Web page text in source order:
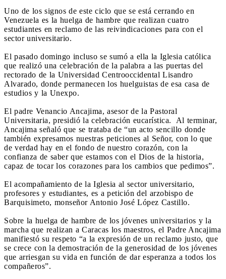
Uno de los signos de este ciclo que se está cerrando en
Venezuela es la huelga de hambre que realizan cuatro
estudiantes en reclamo de las reivindicaciones para con el
sector universitario.
El pasado domingo incluso se sumó a ella la Iglesia católica
que realizó una celebración de la palabra a las puertas del
rectorado de la Universidad Centrooccidental Lisandro
Alvarado, donde permanecen los huelguistas de esa casa de
estudios y la Unexpo.
El padre Venancio Ancajima, asesor de la Pastoral
Universitaria, presidió la celebración eucarística. Al terminar,
Ancajima señaló que se trataba de “un acto sencillo donde
también expresamos nuestras peticiones al Señor, con lo que
de verdad hay en el fondo de nuestro corazón, con la
confianza de saber que estamos con el Dios de la historia,
capaz de tocar los corazones para los cambios que pedimos”.
El acompañamiento de la Iglesia al sector universitario,
profesores y estudiantes, es a petición del arzobispo de
Barquisimeto, monseñor Antonio José López Castillo.
Sobre la huelga de hambre de los jóvenes universitarios y la
marcha que realizan a Caracas los maestros, el Padre Ancajima
manifiestó su respeto “a la expresión de un reclamo justo, que
se crece con la demostración de la generosidad de los jóvenes
que arriesgan su vida en función de dar esperanza a todos los
compañeros”.